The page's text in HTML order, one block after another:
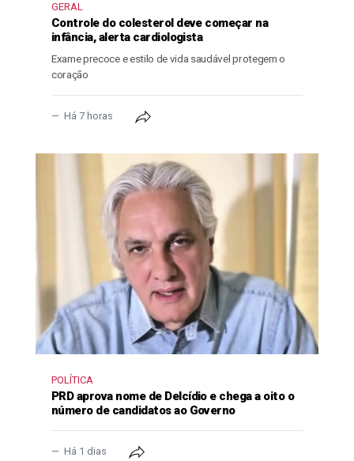
GERAL
Controle do colesterol deve começar na
infância, alerta cardiologista
Exame precoce e estilo de vida saudável protegem o
coração
Há 7 horas
POLÍTICA
PRD aprova nome de Delcídio e chega a oito o
número de candidatos ao Governo
Há 1 dias